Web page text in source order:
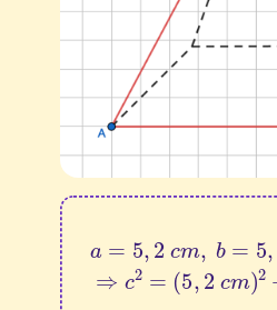
a 5, c m, = 8
(5 c
(5 c m) 2−2 5 cm